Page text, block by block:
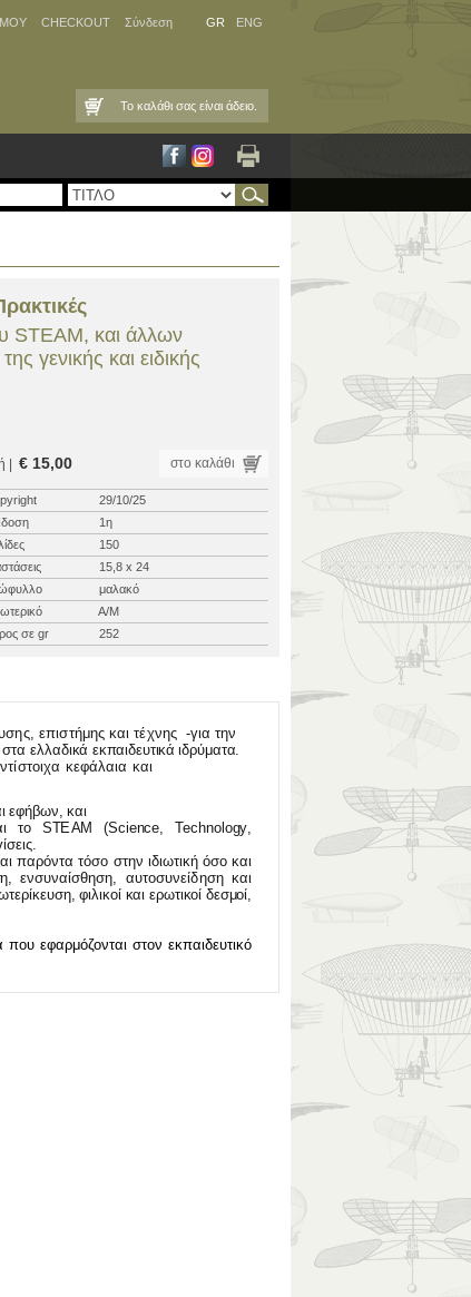
ΜΟΥ CHECKOUT Σύνδεση GR ENG
Το καλάθι σας είναι άδειο.
STEAM, και άλλων
γενικής και ειδικής
|
€ 15,00 στο καλάθι
29/10/25
1η
150
15,8 x 24
μαλακό
Α/Μ
σε gr 252
, επιστήμης και τέχνης -για την
στα ελλαδικά εκπαιδευτικά ιδρύματα.
ντίστοιχα κεφάλαια και
ι εφήβων, και
ι το STEAM (Science, Technology,
.
ι παρόντα τόσο στην ιδιωτική όσο και
, ενσυναίσθηση, αυτοσυνείδηση και
, φιλικοί και ερωτικοί δεσμοί,
εφαρμόζονται στον εκπαιδευτικό